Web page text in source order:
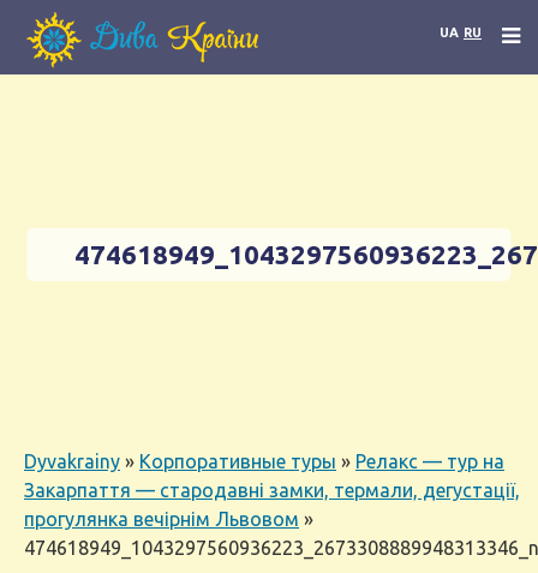
UA RU
Dyvakrainy » Корпоративные туры » Релакс — тур на
Закарпаття — стародавні замки, термали, дегустації,
прогулянка вечірнім Львовом »
474618949_1043297560936223_2673308889948313346_n